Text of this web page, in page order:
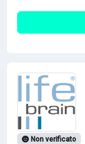
Non verificato